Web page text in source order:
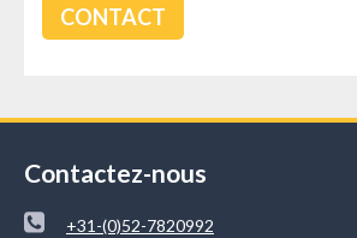
CONTACT
Contactez-nous
+31-(0)52-7820992